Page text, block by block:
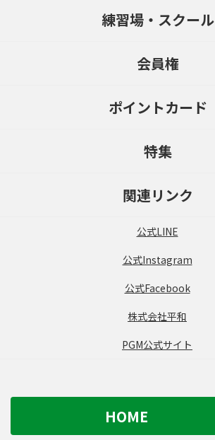
練習場・スクール
会員権
ポイントカード
特集
関連リンク
公式LINE
公式Instagram
公式Facebook
株式会社平和
PGM公式サイト
HOME